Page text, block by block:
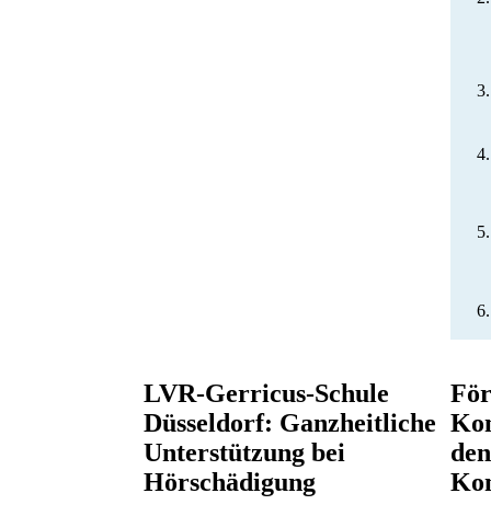
LVR-Gerricus-Schule
Düsseldorf: Ganzheitliche
Unterstützung bei
Hörschädigung